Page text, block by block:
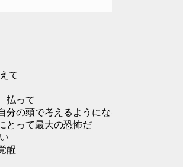
て
払って
分の頭で考えるようになるこ
とって最大の恐怖だ
醒